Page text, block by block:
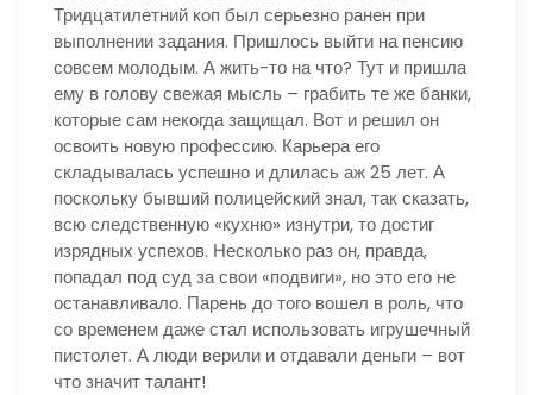
Тридцатилетний коп был серьезно ранен при
выполнении задания. Пришлось выйти на пенсию
совсем молодым. А жить-то на что? Тут и пришла
ему в голову свежая мысль – грабить те же банки,
которые сам некогда защищал. Вот и решил он
освоить новую профессию. Карьера его
складывалась успешно и длилась аж 25 лет. А
поскольку бывший полицейский знал, так сказать,
всю следственную «кухню» изнутри, то достиг
изрядных успехов. Несколько раз он, правда,
попадал под суд за свои «подвиги», но это его не
останавливало. Парень до того вошел в роль, что
со временем даже стал использовать игрушечный
пистолет. А люди верили и отдавали деньги – вот
что значит талант!